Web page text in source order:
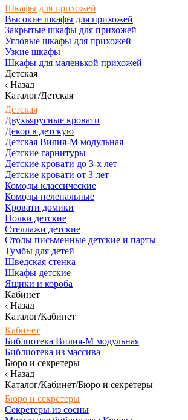
Шкафы для прихожей
Высокие шкафы для прихожей
Закрытые шкафы для прихожей
Угловые шкафы для прихожей
Узкие шкафы
Шкафы для маленькой прихожей
Детская
Назад
Каталог/Детская
Детская
Двухъярусные кровати
Декор в детскую
Детская Вилия-М модульная
Детские гарнитуры
Детские кровати до 3-х лет
Детские кровати от 3 лет
Комоды классические
Комоды пеленальные
Кровати домики
Полки детские
Стеллажи детские
Столы письменные детские и парты
Тумбы для детей
Шведская стенка
Шкафы детские
Ящики и короба
Кабинет
Назад
Каталог/Кабинет
Кабинет
Библиотека Вилия-М модульная
Библиотека из массива
Бюро и секретеры
Назад
Каталог/Кабинет/Бюро и секретеры
Бюро и секретеры
Секретеры из сосны